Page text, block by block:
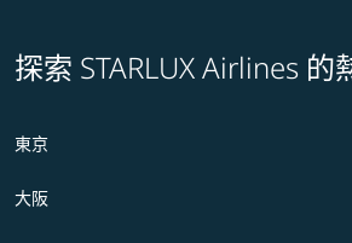
探索 STARLUX Airlines 的
東京
大阪